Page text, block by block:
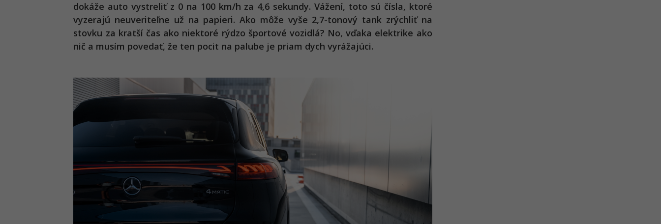
dokáže auto vystreliť z 0 na 100 km/h za 4,6 sekundy. Vážení, toto sú čísla, ktoré
vyzerajú neuveriteľne už na papieri.Ako môže vyše 2,7-tonový tank zrýchliť na
stovku za kratší čas ako niektoré rýdzo športové vozidlá? No, vďaka elektrike ako
nič a musím povedať, že ten pocit na palube je priam dych vyrážajúci.